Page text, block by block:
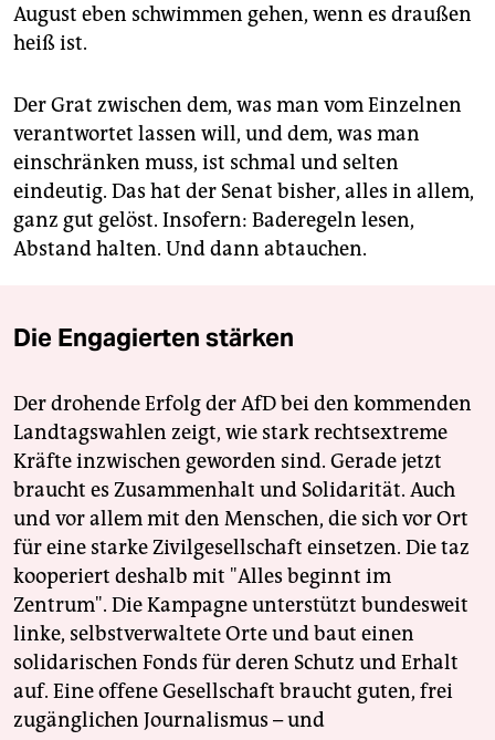
August eben schwimmen gehen, wenn es draußen
heiß ist.
Der Grat zwischen dem, was man vom Einzelnen
verantwortet lassen will, und dem, was man
einschränken muss, ist schmal und selten
eindeutig. Das hat der Senat bisher, alles in allem,
ganz gut gelöst. Insofern: Baderegeln lesen,
Abstand halten. Und dann abtauchen.
Die Engagierten stärken
Der drohende Erfolg der AfD bei den kommenden
Landtagswahlen zeigt, wie stark rechtsextreme
Kräfte inzwischen geworden sind. Gerade jetzt
braucht es Zusammenhalt und Solidarität. Auch
und vor allem mit den Menschen, die sich vor Ort
für eine starke Zivilgesellschaft einsetzen. Die taz
kooperiert deshalb mit "Alles beginnt im
Zentrum". Die Kampagne unterstützt bundesweit
linke, selbstverwaltete Orte und baut einen
solidarischen Fonds für deren Schutz und Erhalt
auf. Eine offene Gesellschaft braucht guten, frei
zugänglichen Journalismus – und